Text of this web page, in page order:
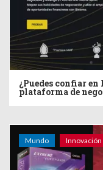
¿Puedes confiar
plataforma de
Mundo Innovación